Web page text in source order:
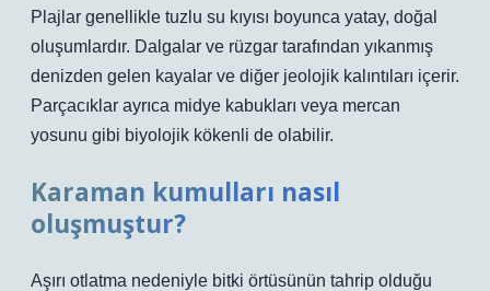
Plajlar genellikle tuzlu su kıyısı boyunca yatay, doğal
oluşumlardır. Dalgalar ve rüzgar tarafından yıkanmış
denizden gelen kayalar ve diğer jeolojik kalıntıları içerir.
Parçacıklar ayrıca midye kabukları veya mercan
yosunu gibi biyolojik kökenli de olabilir.
Karaman kumulları nasıl
oluşmuştur?
Aşırı otlatma nedeniyle bitki örtüsünün tahrip olduğu